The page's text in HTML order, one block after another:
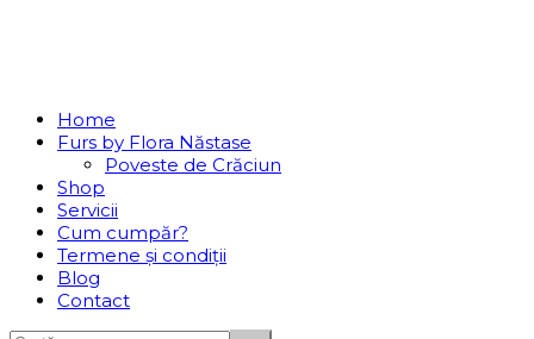
Home
Furs by Flora Năstase
Poveste de Crăciun
Shop
Servicii
Cum cumpăr?
Termene și condiții
Blog
Contact